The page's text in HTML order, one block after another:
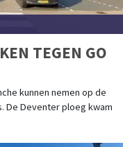
TEGEN GO
kunnen nemen op de
De Deventer ploeg kwam